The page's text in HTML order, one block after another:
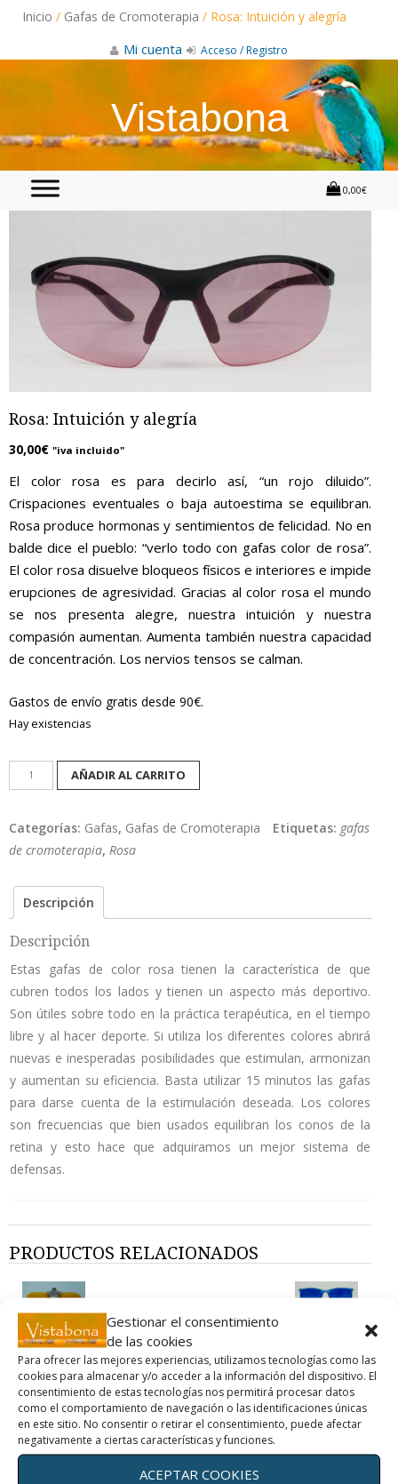
Gestionar el consentimiento
de las cookies
Para ofrecer las mejores experiencias, utilizamos tecnologías como las
cookies para almacenar y/o acceder a la información del dispositivo. El
consentimiento de estas tecnologías nos permitirá procesar datos
como el comportamiento de navegación o las identificaciones únicas
en este sitio. No consentir o retirar el consentimiento, puede afectar
negativamente a ciertas características y funciones.
ACEPTAR COOKIES
Inicio / Gafas de Cromoterapia / Rosa: Intuición y alegría
Mi cuenta Acceso / Registro
Vistabona
0,00€
Rosa: Intuición y alegría
30,00€ "iva incluido"
El color rosa es para decirlo así, “un rojo diluido”.
Crispaciones eventuales o baja autoestima se equilibran.
Rosa produce hormonas y sentimientos de felicidad. No en
balde dice el pueblo: “verlo todo con gafas color de rosa”.
El color rosa disuelve bloqueos físicos e interiores e impide
erupciones de agresividad. Gracias al color rosa el mundo
se nos presenta alegre, nuestra intuición y nuestra
compasión aumentan. Aumenta también nuestra capacidad
de concentración. Los nervios tensos se calman.
Gastos de envío gratis desde 90€.
Hay existencias
Rosa:
Intuición
alegría
cantidad
AÑADIR AL CARRITO
Categorías: Gafas, Gafas de Cromoterapia Etiquetas: gafas
de cromoterapia, Rosa
Descripción
Descripción
Estas gafas de color rosa tienen la característica de que
cubren todos los lados y tienen un aspecto más deportivo.
Son útiles sobre todo en la práctica terapéutica, en el tiempo
libre y al hacer deporte. Si utiliza los diferentes colores abrirá
nuevas e inesperadas posibilidades que estimulan, armonizan
y aumentan su eficiencia. Basta utilizar 15 minutos las gafas
para darse cuenta de la estimulación deseada. Los colores
son frecuencias que bien usados equilibran los conos de la
retina y esto hace que adquiramos un mejor sistema de
defensas.
PRODUCTOS RELACIONADOS
CLIP LITE
87,00€
"iva
incluido"
AÑADIR
AL
CARRITO
30,00€
"iva
incluido"
AÑADIR